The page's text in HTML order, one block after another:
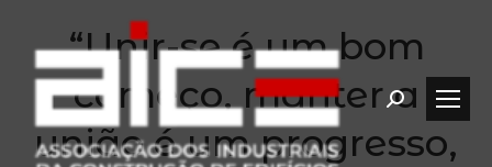
Search:
“Unir-se é um bom
começo, manter a
união é um progresso,